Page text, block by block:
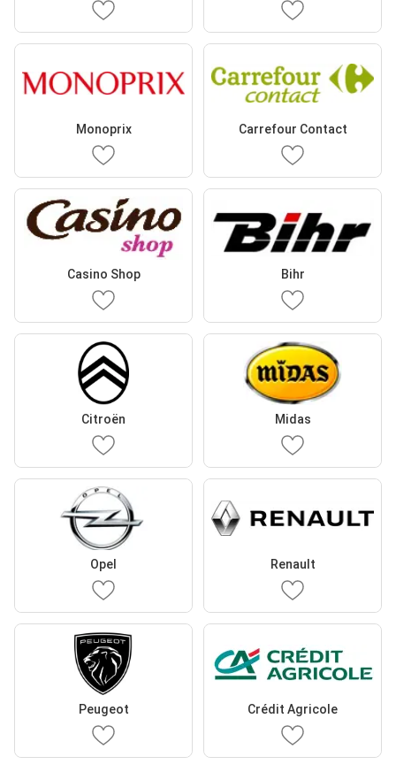
Monoprix Carrefour Contact
Casino Shop Bihr
Citroën Midas
Opel Renault
Peugeot Crédit Agricole